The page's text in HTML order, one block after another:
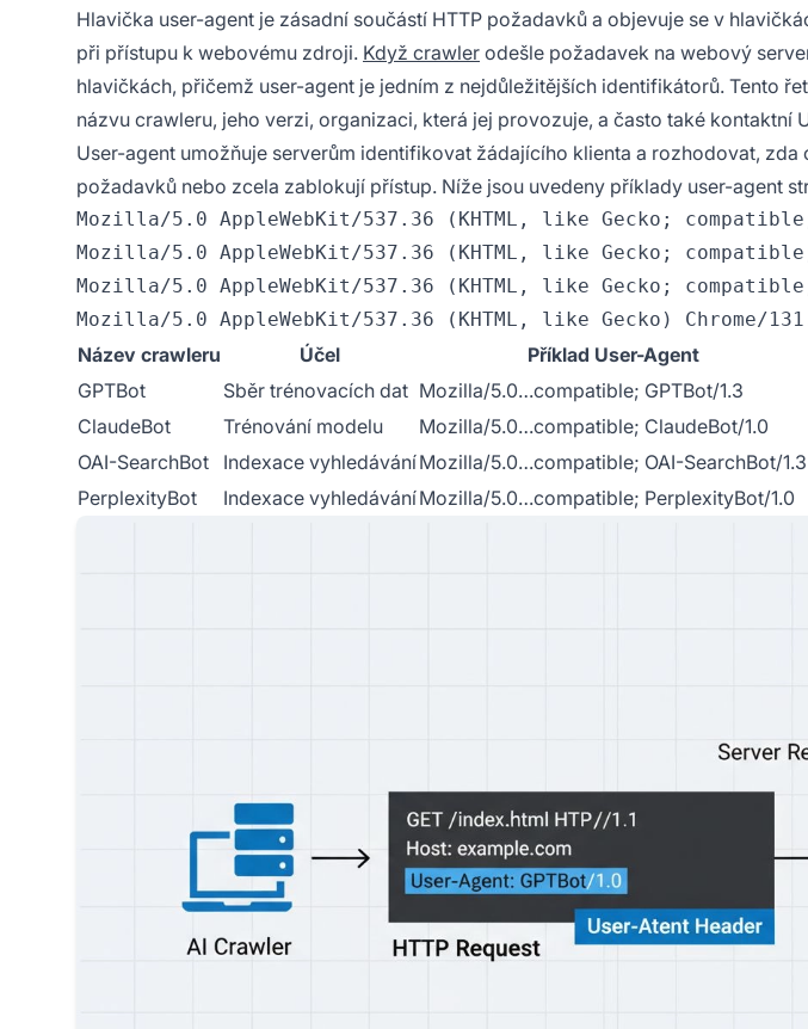
Hlavička user-agent je zásadní součástí HTTP požadavků a objevuje se v
při přístupu k webovému zdroji. Když crawler odešle požadavek na webový
hlavičkách, přičemž user-agent je jedním z nejdůležitějších identifikátorů. Tento
názvu crawleru, jeho verzi, organizaci, která jej provozuje, a často také kontaktní
User-agent umožňuje serverům identifikovat žádajícího klienta a rozhodovat,
požadavků nebo zcela zablokují přístup. Níže jsou uvedeny příklady user-agent
Mozilla/5.0 AppleWebKit/537.36 (KHTML, like Gecko;
Mozilla/5.0 AppleWebKit/537.36 (KHTML, like Gecko;
Mozilla/5.0 AppleWebKit/537.36 (KHTML, like Gecko;
Název crawleru Účel Příklad User-Agent
GPTBot
Sběr trénovacích dat Mozilla/5.0…compatible; GPTBot/1.3
ClaudeBot
Trénování modelu Mozilla/5.0…compatible; ClaudeBot/1.0
OAI-SearchBot
Indexace vyhledáváníMozilla/5.0…compatible; OAI-SearchBot/1.3
PerplexityBot
Indexace vyhledáváníMozilla/5.0…compatible; PerplexityBot/1.0